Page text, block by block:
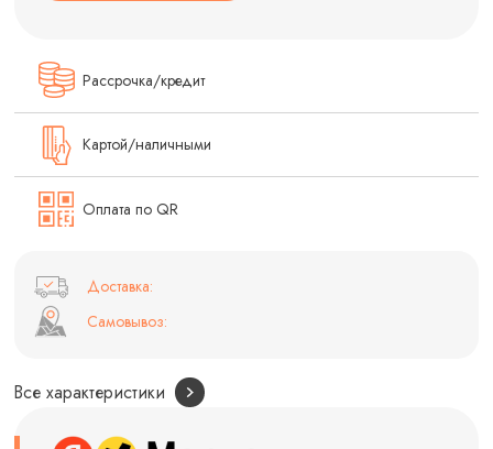
Рассрочка/кредит
Картой/наличными
Оплата по QR
Доставка:
Самовывоз:
Все характеристики